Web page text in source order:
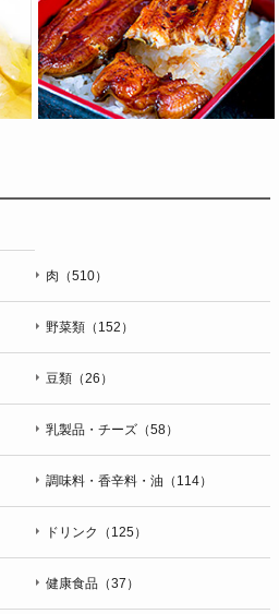
肉（510）
野菜類（152）
豆類（26）
乳製品・チーズ（58）
調味料・香辛料・油（114）
ドリンク（125）
健康食品（37）